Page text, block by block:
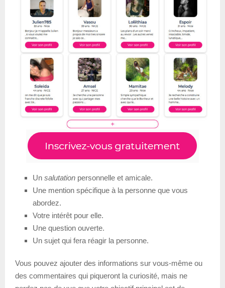
Un salutation personnelle et amicale.
Une mention spécifique à la personne que vous
abordez.
Votre intérêt pour elle.
Une question ouverte.
Un sujet qui fera réagir la personne.
Vous pouvez ajouter des informations sur vous-même ou
des commentaires qui piqueront la curiosité, mais ne